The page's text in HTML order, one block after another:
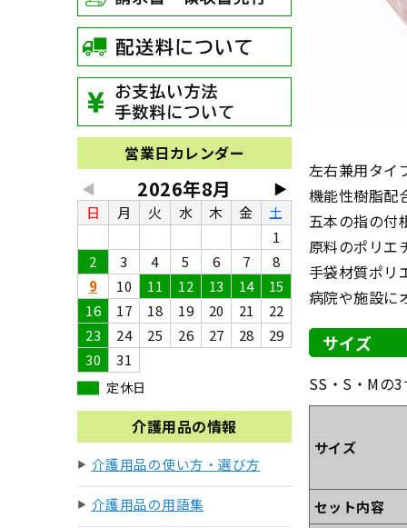
営業日カレンダー
◀ ▶
2026年8月
日 月 火 水 木 金
土
1
2
3 4 5 6 7
8
9
10 11 12 13 14
15
16
17 18 19 20 21
22
23
24 25 26 27 28
29
30
31
定休日
介護用品の情報
介護用品の使い方・選び方
介護用品の用語集
左右兼用タイ
機能性樹脂配
五本の指の付
原料のポリエ
手袋材質ポリ
病院や施設に
サイズ
SS・S・Mの
サイズ
セット内容